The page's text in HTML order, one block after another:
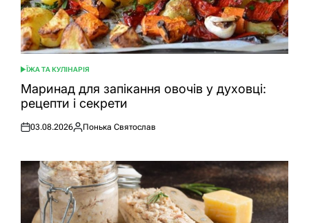
ОПУБЛІКУВАТИ
У
ЇЖА ТА КУЛІНАРІЯ
Маринад для запікання овочів у духовці:
рецепти і секрети
Оприлюднено
03.08.2026
Опубліковано
Понька Святослав